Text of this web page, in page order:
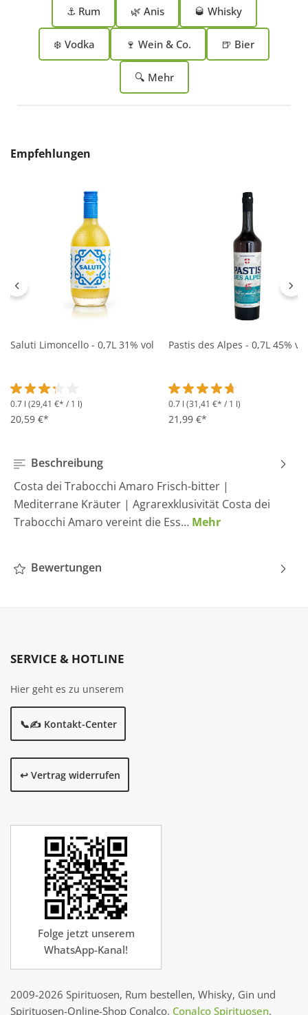
⚓ Rum 🌿 Anis 🥃 Whisky
❄️ Vodka 🍷 Wein & Co. 🍺 Bier
🔍 Mehr
Produktgalerie überspringen
Empfehlungen
Saluti Limoncello - 0,7L 31% vol
Durchschnittliche Bewertung von 3.2 von 5 Sternen
0.7 l (29,41 €* / 1 l)
20,59 €*
Pastis des Alpes - 0,7L 45% vol
Durchschnittliche
0.7 l (31,41 €* / 1 l)
21,99 €*
Beschreibung
Costa dei Trabocchi Amaro Frisch-bitter |
Mediterrane Kräuter | Agrarexklusivität Costa dei
Trabocchi Amaro vereint die Ess… Mehr
Bewertungen
SERVICE & HOTLINE
Hier geht es zu unserem
📞✍️ Kontakt-Center
↩️ Vertrag widerrufen
Folge jetzt unserem
WhatsApp-Kanal!
2009-2026 Spirituosen, Rum bestellen, Whisky, Gin und
Spirituosen-Online-Shop Conalco. Conalco Spirituosen.